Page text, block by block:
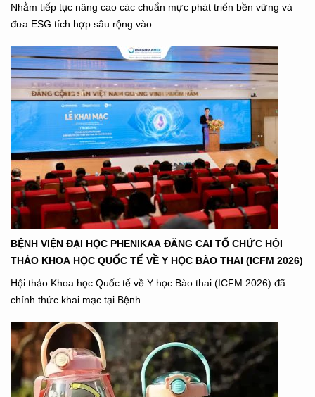
Nhằm tiếp tục nâng cao các chuẩn mực phát triển bền vững và
đưa ESG tích hợp sâu rộng vào…
BỆNH VIỆN ĐẠI HỌC PHENIKAA ĐĂNG CAI TỔ CHỨC HỘI
THẢO KHOA HỌC QUỐC TẾ VỀ Y HỌC BÀO THAI (ICFM 2026)
Hội thảo Khoa học Quốc tế về Y học Bào thai (ICFM 2026) đã
chính thức khai mạc tại Bệnh…